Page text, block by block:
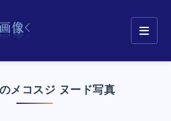
メコスジ ヌード写真